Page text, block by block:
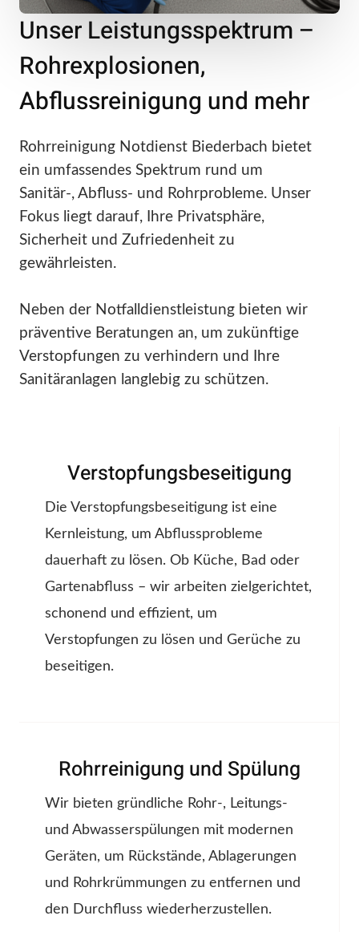
Unser Leistungsspektrum –
Rohrexplosionen,
Abflussreinigung und mehr
Rohrreinigung Notdienst Biederbach bietet
ein umfassendes Spektrum rund um
Sanitär-, Abfluss- und Rohrprobleme. Unser
Fokus liegt darauf, Ihre Privatsphäre,
Sicherheit und Zufriedenheit zu
gewährleisten.
Neben der Notfalldienstleistung bieten wir
präventive Beratungen an, um zukünftige
Verstopfungen zu verhindern und Ihre
Sanitäranlagen langlebig zu schützen.
Verstopfungsbeseitigung
Die Verstopfungsbeseitigung ist eine
Kernleistung, um Abflussprobleme
dauerhaft zu lösen. Ob Küche, Bad oder
Gartenabfluss – wir arbeiten zielgerichtet,
schonend und effizient, um
Verstopfungen zu lösen und Gerüche zu
beseitigen.
Rohrreinigung und Spülung
Wir bieten gründliche Rohr-, Leitungs-
und Abwasserspülungen mit modernen
Geräten, um Rückstände, Ablagerungen
und Rohrkrümmungen zu entfernen und
den Durchfluss wiederherzustellen.